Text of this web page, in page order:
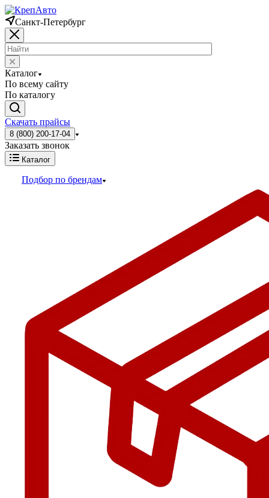
Санкт-Петербург
Каталог
По всему сайту
По каталогу
Скачать прайсы
8 (800) 200-17-04
Заказать звонок
Каталог
Подбор по брендам